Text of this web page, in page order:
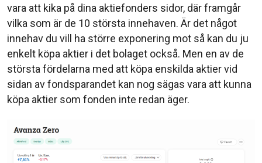
vara att kika på dina aktiefonders sidor, där framgår
vilka som är de 10 största innehaven. Är det något
innehav du vill ha större exponering mot så kan du ju
enkelt köpa aktier i det bolaget också. Men en av de
största fördelarna med att köpa enskilda aktier vid
sidan av fondsparandet kan nog sägas vara att kunna
köpa aktier som fonden inte redan äger.